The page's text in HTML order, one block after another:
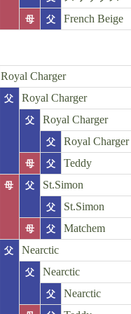
母 父 French Beige
Royal Charger
父 Royal Charger
父 Royal Charger
父 Royal Charger
母 父 Teddy
母 父 St.Simon
父 St.Simon
母 父 Matchem
父 Nearctic
父 Nearctic
父 Nearctic